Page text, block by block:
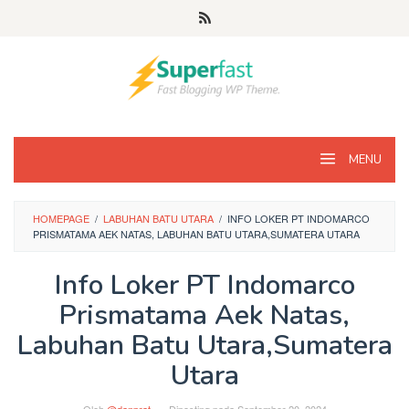
MENU
HOMEPAGE / LABUHAN BATU UTARA / INFO LOKER PT INDOMARCO
PRISMATAMA AEK NATAS, LABUHAN BATU UTARA,SUMATERA UTARA
Info Loker PT Indomarco
Prismatama Aek Natas,
Labuhan Batu Utara,Sumatera
Utara